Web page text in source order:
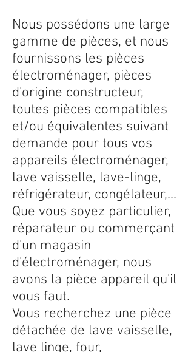
Nous possédons une large
gamme de pièces, et nous
fournissons les pièces
électroménager, pièces
d'origine constructeur,
toutes pièces compatibles
et/ou équivalentes suivant
demande pour tous vos
appareils électroménager,
lave vaisselle, lave-linge,
réfrigérateur, congélateur,...
Que vous soyez particulier,
réparateur ou commerçant
d'un magasin
d'électroménager, nous
avons la pièce appareil qu'il
vous faut.
Vous recherchez une pièce
détachée de lave vaisselle,
lave linge, four,